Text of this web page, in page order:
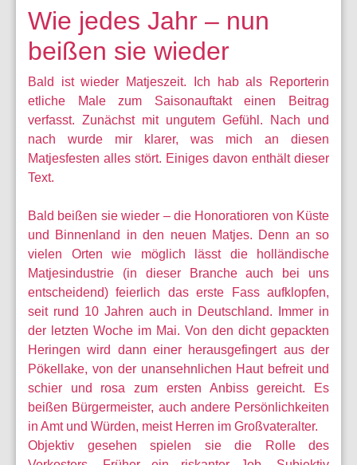
Wie jedes Jahr – nun
beißen sie wieder
Bald ist wieder Matjeszeit. Ich hab als Reporterin
etliche Male zum Saisonauftakt einen Beitrag
verfasst. Zunächst mit ungutem Gefühl. Nach und
nach wurde mir klarer, was mich an diesen
Matjesfesten alles stört. Einiges davon enthält dieser
Text.
Bald beißen sie wieder – die Honoratioren von Küste
und Binnenland in den neuen Matjes. Denn an so
vielen Orten wie möglich lässt die holländische
Matjesindustrie (in dieser Branche auch bei uns
entscheidend) feierlich das erste Fass aufklopfen,
seit rund 10 Jahren auch in Deutschland. Immer in
der letzten Woche im Mai. Von den dicht gepackten
Heringen wird dann einer herausgefingert aus der
Pökellake, von der unansehnlichen Haut befreit und
schier und rosa zum ersten Anbiss gereicht. Es
beißen Bürgermeister, auch andere Persönlichkeiten
in Amt und Würden, meist Herren im Großvateralter.
Objektiv gesehen spielen sie die Rolle des